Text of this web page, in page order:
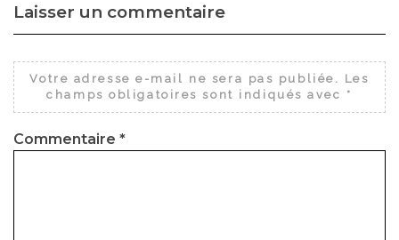
Laisser un commentaire
Votre adresse e-mail ne sera pas publiée.
Les
champs obligatoires sont indiqués avec *
Commentaire *